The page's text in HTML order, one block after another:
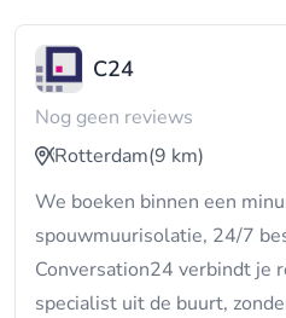
C24
Nog geen reviews
Rotterdam(9 km)
We boeken binnen een
spouwmuurisolatie, 24/7
Conversation24 verbindt je
specialist uit de buurt,